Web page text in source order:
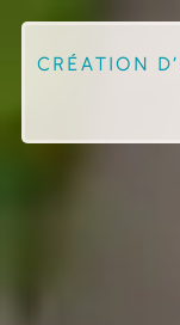
CRÉATION